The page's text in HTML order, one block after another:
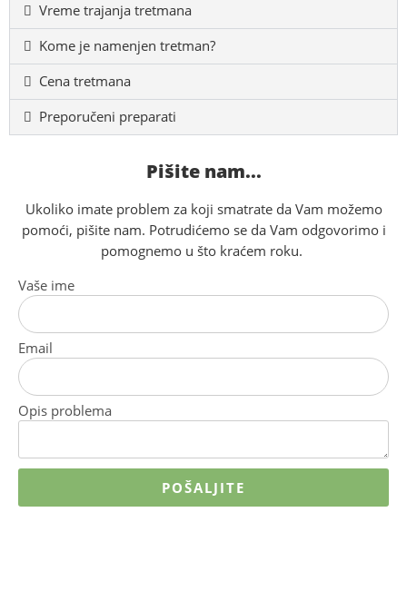
Vreme trajanja tretmana
Kome je namenjen tretman?
Cena tretmana
Preporučeni preparati
Pišite nam...
Ukoliko imate problem za koji smatrate da Vam možemo
pomoći, pišite nam. Potrudićemo se da Vam odgovorimo i
pomognemo u što kraćem roku.
Vaše ime
Email
Opis problema
POŠALJITE